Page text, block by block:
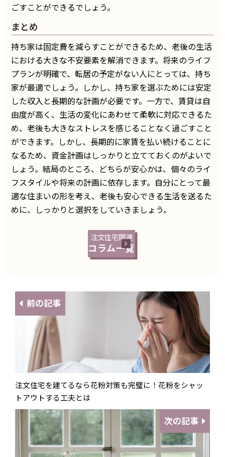
ごすことができるでしょう。
まとめ
持ち家は固定費を減らすことができるため、老後の生活
における大きな不安要素を解消できます。将来のライフ
プランが明確で、転居の予定がない人にとっては、持ち
家が最適でしょう。しかし、持ち家を選ぶためには安定
した収入と長期的な計画が必要です。一方で、賃貸は自
由度が高く、生活の変化にあわせて柔軟に対応できるた
め、老後も大きなストレスを感じることなく過ごすこと
ができます。しかし、長期的に家賃を払い続けることに
なるため、資金計画はしっかりと立てておくのがよいで
しょう。結局のところ、どちらが安心かは、個々のライ
フスタイルや将来の計画に依存します。自分にとって最
適な住まいの形を考え、老後も安心できる生活を送るた
めに、しっかりと選択をしていきましょう。
注文住宅関連
コラム一覧
前の記事
注文住宅を建てるなら花粉対策も完璧に！花粉をシャッ
トアウトする工夫とは
次の記事